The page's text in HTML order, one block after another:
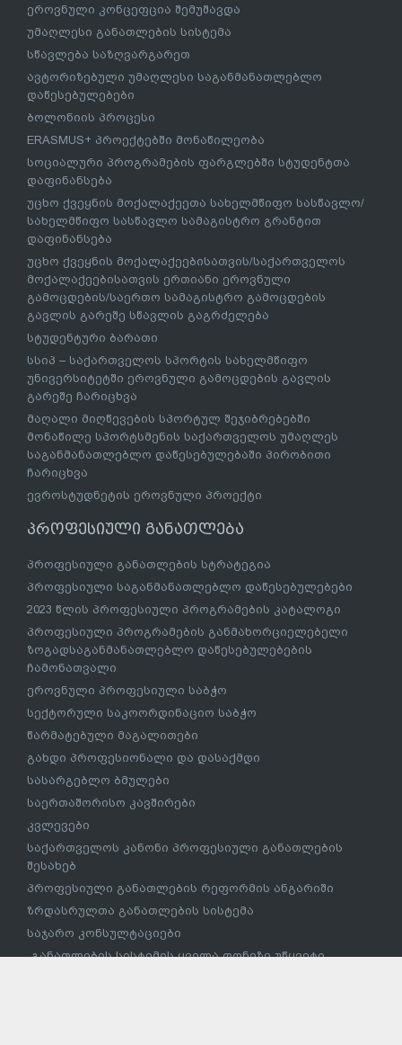
ეროვნული კონცეფცია შემუშავდა
უმაღლესი განათლების სისტემა
სწავლება საზღვარგარეთ
ავტორიზებული უმაღლესი საგანმანათლებლო
დაწესებულებები
ბოლონიის პროცესი
ERASMUS+ პროექტებში მონაწილეობა
სოციალური პროგრამების ფარგლებში სტუდენტთა
დაფინანსება
უცხო ქვეყნის მოქალაქეეთა სახელმწიფო სასწავლო/
სახელმწიფო სასწავლო სამაგისტრო გრანტით
დაფინანსება
უცხო ქვეყნის მოქალაქეებისათვის/საქართველოს
მოქალაქეებისათვის ერთიანი ეროვნული
გამოცდების/საერთო სამაგისტრო გამოცდების
გავლის გარეშე სწავლის გაგრძელება
სტუდენტური ბარათი
სსიპ – საქართველოს სპორტის სახელმწიფო
უნივერსიტეტში ეროვნული გამოცდების გავლის
გარეშე ჩარიცხვა
მაღალი მიღწევების სპორტულ შეჯიბრებებში
მონაწილე სპორტსმენის საქართველოს უმაღლეს
საგანმანათლებლო დაწესებულებაში პირობითი
ჩარიცხვა
ევროსტუდნეტის ეროვნული პროექტი
პროფესიული განათლება
პროფესიული განათლების სტრატეგია
პროფესიული საგანმანათლებლო დაწესებულებები
2023 წლის პროფესიული პროგრამების კატალოგი
პროფესიული პროგრამების განმახორციელებელი
ზოგადსაგანმანათლებლო დაწესებულებების
ჩამონათვალი
ეროვნული პროფესიული საბჭო
სექტორული საკოორდინაციო საბჭო
წარმატებული მაგალითები
გახდი პროფესიონალი და დასაქმდი
სასარგებლო ბმულები
საერთაშორისო კავშირები
კვლევები
საქართველოს კანონი პროფესიული განათლების
შესახებ
პროფესიული განათლების რეფორმის ანგარიში
ზრდასრულთა განათლების სისტემა
საჯარო კონსულტაციები
„განათლების სისტემის ყველა დონეზე უწყვეტი